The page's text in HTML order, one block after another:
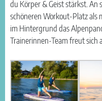
du Körper & Geist stärkst. An
schöneren Workout-Platz als
im Hintergrund das
Trainerinnen-Team freut sich